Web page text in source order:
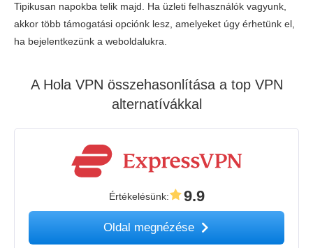
Tipikusan napokba telik majd. Ha üzleti felhasználók vagyunk,
akkor több támogatási opciónk lesz, amelyeket úgy érhetünk el,
ha bejelentkezünk a weboldalukra.
A Hola VPN összehasonlítása a top VPN
alternatívákkal
Értékelésünk: 9.9
Oldal megnézése